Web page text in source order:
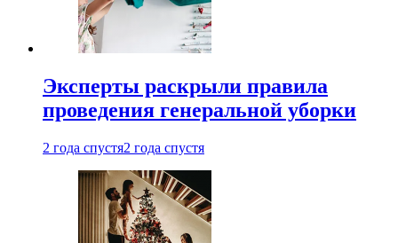
Эксперты раскрыли правила
проведения генеральной уборки
2 года спустя2 года спустя